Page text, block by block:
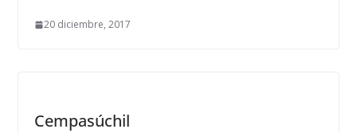
20 diciembre, 2017
Cempasúchil